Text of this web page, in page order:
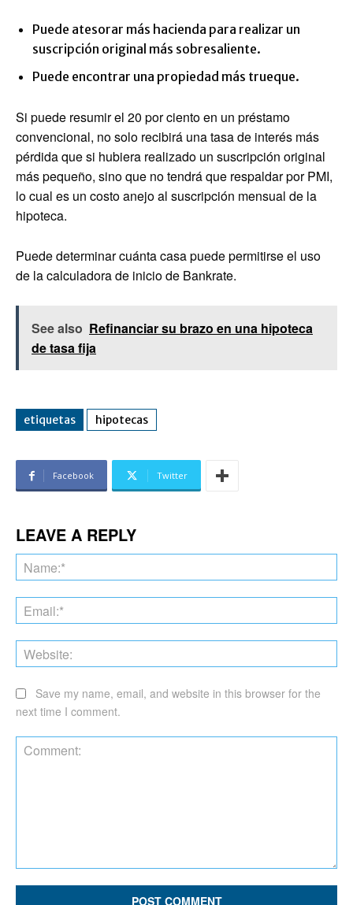
Puede atesorar más hacienda para realizar un
suscripción original más sobresaliente.
Puede encontrar una propiedad más trueque.
Si puede resumir el 20 por ciento en un préstamo
convencional, no solo recibirá una tasa de interés más
pérdida que si hubiera realizado un suscripción original
más pequeño, sino que no tendrá que respaldar por PMI,
lo cual es un costo anejo al suscripción mensual de la
hipoteca.
Puede determinar cuánta casa puede permitirse el uso
de la calculadora de inicio de Bankrate.
See also Refinanciar su brazo en una hipoteca
de tasa fija
etiquetas hipotecas
Facebook Twitter
LEAVE A REPLY
Save my name, email, and website in this browser for the
next time I comment.